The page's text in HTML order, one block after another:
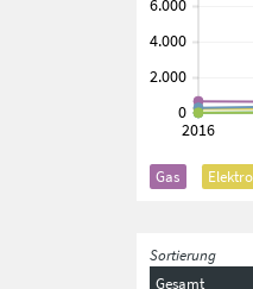
Gas Elektro
Sortierung
Gesamt